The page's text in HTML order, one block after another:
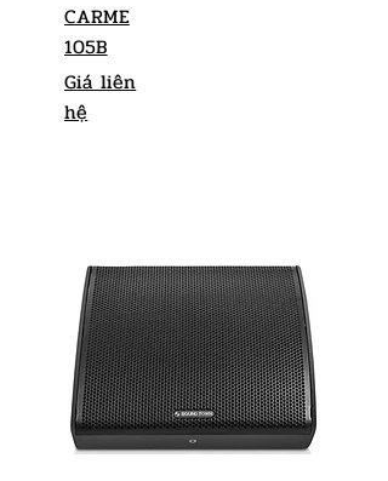
CARME
105B
Giá liên
hệ